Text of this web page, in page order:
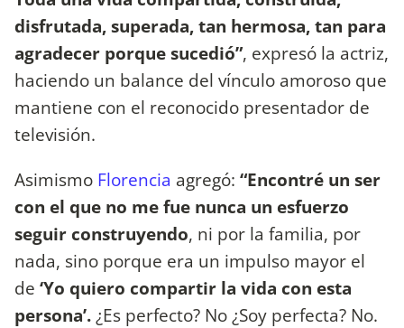
disfrutada, superada, tan hermosa, tan para
agradecer porque sucedió”, expresó la actriz,
haciendo un balance del vínculo amoroso que
mantiene con el reconocido presentador de
televisión.
Asimismo Florencia agregó: “Encontré un ser
con el que no me fue nunca un esfuerzo
seguir construyendo, ni por la familia, por
nada, sino porque era un impulso mayor el
de ‘Yo quiero compartir la vida con esta
persona’.¿Es perfecto? No ¿Soy perfecta? No.